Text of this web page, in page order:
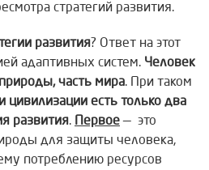
стратегий развития.
развития? Ответ на этот
адаптивных систем. Человек
часть мира. При таком
цивилизации есть только два
развития. Первое — это
для защиты человека,
потреблению ресурсов